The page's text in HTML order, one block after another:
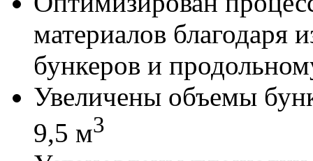
материалов благодаря
бункеров и
Увеличены объемы
9,5 м3